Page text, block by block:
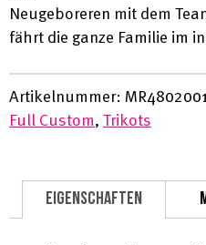
Neugeboreren mit dem
fährt die ganze Familie im
Artikelnummer:
Full Custom, Trikots
EIGENSCHAFTEN